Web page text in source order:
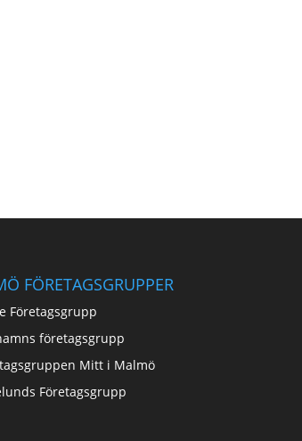
FÖRETAGSGRUPPER
Företagsgrupp
företagsgrupp
Mitt i Malmö
Företagsgrupp